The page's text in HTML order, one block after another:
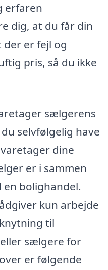
erfaren
dig, at du får din
er fejl og
pris, så du ikke
sælgerens
selvfølgelig have
dine
er i sammen
bolighandel.
kun arbejde
til
sælgere for
er følgende